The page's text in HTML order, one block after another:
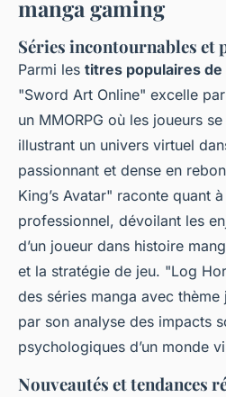
manga gaming
Séries incontournables et
Parmi les titres populaires de
"Sword Art Online" excelle
un MMORPG où les joueurs
illustrant un univers virtuel
passionnant et dense en
King’s Avatar" raconte quant
professionnel, dévoilant les
d’un joueur dans histoire
et la stratégie de jeu. "Log
des séries manga avec
par son analyse des impacts
psychologiques d’un monde
Nouveautés et tendances